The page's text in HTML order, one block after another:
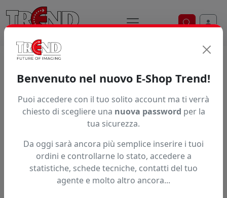
Ricerca
Articolo non trovato.
Hai trovato questo prodotto ad un prezzo più basso?
Fai una segnalazione
Benvenuto nel nuovo E-Shop Trend!
Puoi accedere con il tuo solito account ma ti verrà
chiesto di scegliere una nuova password per la
tua sicurezza.
Da oggi sarà ancora più semplice inserire i tuoi
ordini e controllarne lo stato, accedere a
statistiche, schede tecniche, contatti del tuo
agente e molto altro ancora...